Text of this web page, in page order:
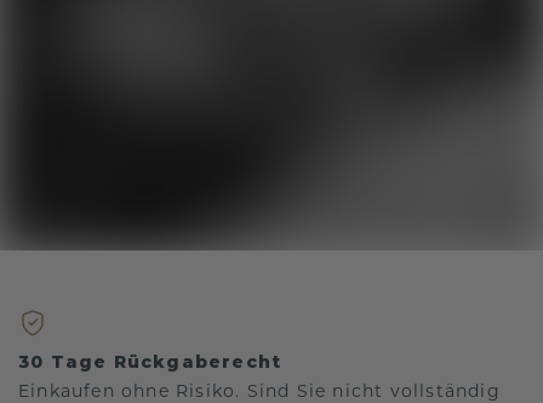
30 Tage Rückgaberecht
Einkaufen ohne Risiko. Sind Sie nicht vollständig